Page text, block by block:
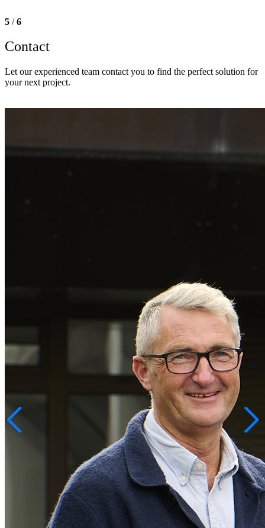
5 /6
Contact
Let our experienced team contact you to find the perfect solution for
your next project.